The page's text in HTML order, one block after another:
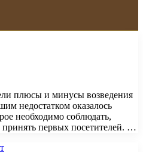
плюсы и минусы возведения
недостатком оказалось
необходимо соблюдать,
первых посетителей. …